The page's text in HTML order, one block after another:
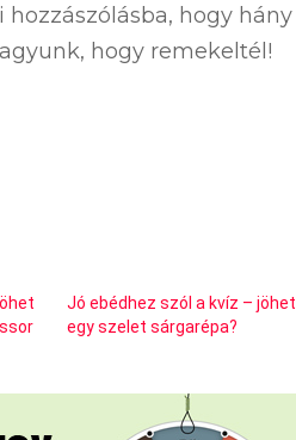
hogy hány
hogy remekeltél!
Jó ebédhez szól a kvíz – jöhet
egy szelet sárgarépa?